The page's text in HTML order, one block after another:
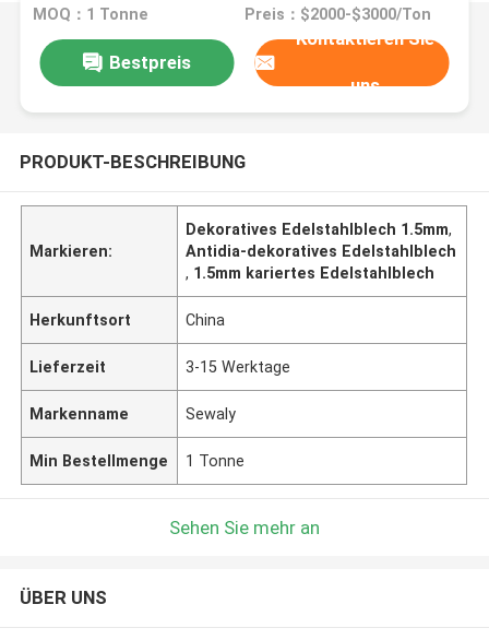
MOQ：1 Tonne Preis：$2000-$3000/Ton
Bestpreis
Kontaktieren Sie
uns
PRODUKT-BESCHREIBUNG
Markieren:
Dekoratives Edelstahlblech 1.5mm,
Antidia-dekoratives Edelstahlblech
, 1.5mm kariertes Edelstahlblech
Herkunftsort China
Lieferzeit 3-15 Werktage
Markenname Sewaly
Min Bestellmenge 1 Tonne
Sehen Sie mehr an
ÜBER UNS